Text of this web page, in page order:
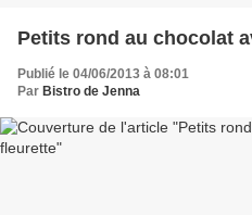
Petits rond au chocolat
Publié le 04/06/2013 à 08:01
Par Bistro de Jenna